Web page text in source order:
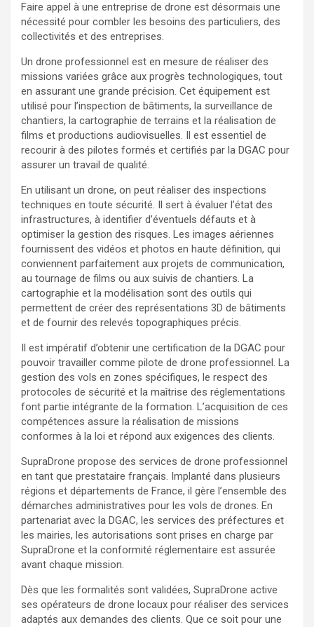
Faire appel à une entreprise de drone est désormais une
nécessité pour combler les besoins des particuliers, des
collectivités et des entreprises.
Un drone professionnel est en mesure de réaliser des
missions variées grâce aux progrès technologiques, tout
en assurant une grande précision. Cet équipement est
utilisé pour l’inspection de bâtiments, la surveillance de
chantiers, la cartographie de terrains et la réalisation de
films et productions audiovisuelles. Il est essentiel de
recourir à des pilotes formés et certifiés par la DGAC pour
assurer un travail de qualité.
En utilisant un drone, on peut réaliser des inspections
techniques en toute sécurité. Il sert à évaluer l’état des
infrastructures, à identifier d’éventuels défauts et à
optimiser la gestion des risques. Les images aériennes
fournissent des vidéos et photos en haute définition, qui
conviennent parfaitement aux projets de communication,
au tournage de films ou aux suivis de chantiers. La
cartographie et la modélisation sont des outils qui
permettent de créer des représentations 3D de bâtiments
et de fournir des relevés topographiques précis.
Il est impératif d’obtenir une certification de la DGAC pour
pouvoir travailler comme pilote de drone professionnel. La
gestion des vols en zones spécifiques, le respect des
protocoles de sécurité et la maîtrise des réglementations
font partie intégrante de la formation. L’acquisition de ces
compétences assure la réalisation de missions
conformes à la loi et répond aux exigences des clients.
SupraDrone propose des services de drone professionnel
en tant que prestataire français. Implanté dans plusieurs
régions et départements de France, il gère l’ensemble des
démarches administratives pour les vols de drones. En
partenariat avec la DGAC, les services des préfectures et
les mairies, les autorisations sont prises en charge par
SupraDrone et la conformité réglementaire est assurée
avant chaque mission.
Dès que les formalités sont validées, SupraDrone active
ses opérateurs de drone locaux pour réaliser des services
adaptés aux demandes des clients. Que ce soit pour une